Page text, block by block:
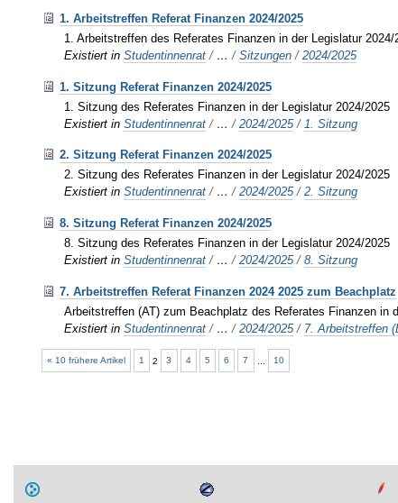
1. Arbeitstreffen Referat Finanzen 2024/2025
1. Arbeitstreffen des Referates Finanzen in der Legislatur 2024/
Existiert in Studentinnenrat / …/Sitzungen /2024/2025
1. Sitzung Referat Finanzen 2024/2025
1. Sitzung des Referates Finanzen in der Legislatur 2024/2025
Existiert in Studentinnenrat / …/2024/2025 / 1. Sitzung
2. Sitzung Referat Finanzen 2024/2025
2. Sitzung des Referates Finanzen in der Legislatur 2024/2025
Existiert in Studentinnenrat / …/2024/2025 /2. Sitzung
8. Sitzung Referat Finanzen 2024/2025
8. Sitzung des Referates Finanzen in der Legislatur 2024/2025
Existiert in Studentinnenrat / …/2024/2025 /8. Sitzung
7. Arbeitstreffen Referat Finanzen 2024 2025 zum Beachplatz
Arbeitstreffen (AT) zum Beachplatz des Referates Finanzen in
Existiert in Studentinnenrat / …/2024/2025 / 7. Arbeitstreffen
« 10 frühere Artikel 1 2 3 4 5 6 7 10